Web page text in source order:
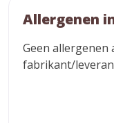
Allergenen
Geen
fabrikant/